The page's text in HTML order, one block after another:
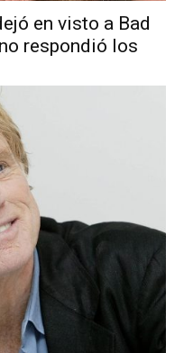
en visto a Bad
respondió los